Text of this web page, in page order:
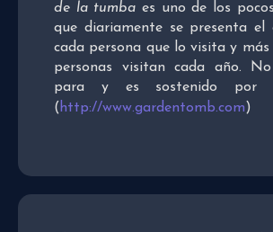
de la tumba es uno de los
que diariamente se presenta el
cada persona que lo visita y
personas visitan cada año.
para y es sostenido por
(http://www.gardentomb.com)